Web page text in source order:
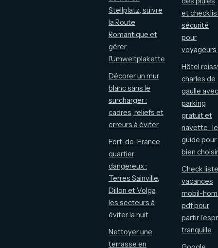
Stellplatz, suivre
la Route
Romantique et
gérer
l’Umweltplakette
Décorer un mur
blanc sans le
surcharger :
cadres, reliefs et
erreurs à éviter
Fort-de-France
quartier
dangereux :
Terres Sainville,
Dillon et Volga,
les secteurs à
éviter la nuit
Nettoyer une
terrasse en
et
sécurité
pour
voyageurs
Hôtel
charles de
gaulle avec
parking
gratuit et
navette : le
guide pour
bien choisir
Check liste
vacances
mobil-
pdf pour
partir
tranquille